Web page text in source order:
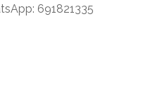
691821335